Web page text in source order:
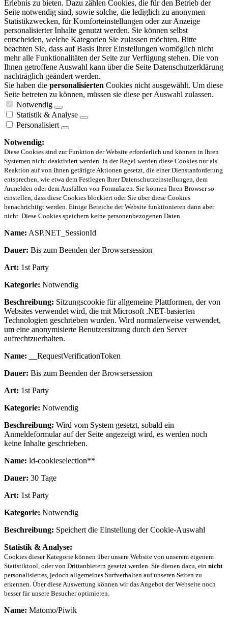
Erlebnis zu bieten. Dazu zählen Cookies, die für den Betrieb der
Seite notwendig sind, sowie solche, die lediglich zu anonymen
Statistikzwecken, für Komforteinstellungen oder zur Anzeige
personalisierter Inhalte genutzt werden. Sie können selbst
entscheiden, welche Kategorien Sie zulassen möchten. Bitte
beachten Sie, dass auf Basis Ihrer Einstellungen womöglich nicht
mehr alle Funktionalitäten der Seite zur Verfügung stehen. Die von
Ihnen getroffene Auswahl kann über die Seite Datenschutzerklärung
nachträglich geändert werden.
Sie haben die personalisierten Cookies nicht ausgewählt. Um diese
Seite betreten zu können, müssen sie diese per Auswahl zulassen.
Notwendig
Statistik & Analyse
Personalisiert
Notwendig:
Diese Cookies sind zur Funktion der Website erforderlich und können in Ihren
Systemen nicht deaktiviert werden. In der Regel werden diese Cookies nur als
Reaktion auf von Ihnen getätigte Aktionen gesetzt, die einer Dienstanforderung
entsprechen, wie etwa dem Festlegen Ihrer Datenschutzeinstellungen, dem
Anmelden oder dem Ausfüllen von Formularen. Sie können Ihren Browser so
einstellen, dass diese Cookies blockiert oder Sie über diese Cookies
benachrichtigt werden. Einige Bereiche der Website funktionieren dann aber
nicht. Diese Cookies speichern keine personenbezogenen Daten.
Name: ASP.NET_SessionId
Dauer: Bis zum Beenden der Browsersession
Art: 1st Party
Kategorie: Notwendig
Beschreibung: Sitzungscookie für allgemeine Plattformen, der von
Websites verwendet wird, die mit Microsoft .NET-basierten
Technologien geschrieben wurden. Wird normalerweise verwendet,
um eine anonymisierte Benutzersitzung durch den Server
aufrechtzuerhalten.
Name: __RequestVerificationToken
Dauer: Bis zum Beenden der Browsersession
Art: 1st Party
Kategorie: Notwendig
Beschreibung: Wird vom System gesetzt, sobald ein
Anmeldeformular auf der Seite angezeigt wird, es werden noch
keine Inhalte geschrieben.
Name: ld-cookieselection**
Dauer: 30 Tage
Art: 1st Party
Kategorie: Notwendig
Beschreibung: Speichert die Einstellung der Cookie-Auswahl
Statistik & Analyse:
Cookies dieser Kategorie können über unsere Website von unserem eigenem
Statistiktool, oder von Drittanbietern gesetzt werden. Sie dienen dazu, ein nicht
personalisiertes, jedoch allgemeines Surfverhalten auf unseren Seiten zu
erkennen. Über diese Auswertung können wir das Angebot der Webseite noch
besser für unsere Besucher optimieren.
Name: Matomo/Piwik